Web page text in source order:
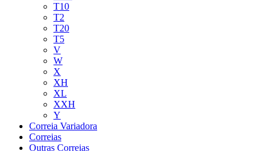
T10
T2
T20
T5
V
W
X
XH
XL
XXH
Y
Correia Variadora
Correias
Outras Correias